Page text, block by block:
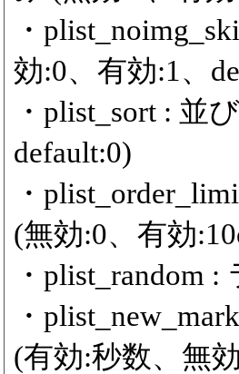
・
効:0、有効:1、
・plist_sort : 並
default:0)
・
(無効:0、有効
・plist_random
・
(有効:秒数、無